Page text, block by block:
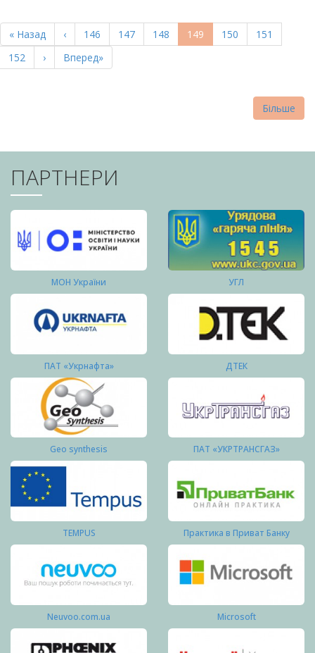
НА
СТОРІНКИ
Перша
сторінка
« Назад
Попередня
сторінка
‹ Page
146 Page
147 Page
148
Поточна
сторінка
149 Page
150 Page
151
Page
152
Наступна
сторінка
›
Остання
сторінка
Вперед»
Більше
ПАРТНЕРИ
МОН України УГЛ
ПАТ «Укрнафта» ДТЕК
Geo synthesis ПАТ «УКРТРАНСГАЗ»
TEMPUS Практика в Приват Банку
Neuvoo.com.ua Microsoft